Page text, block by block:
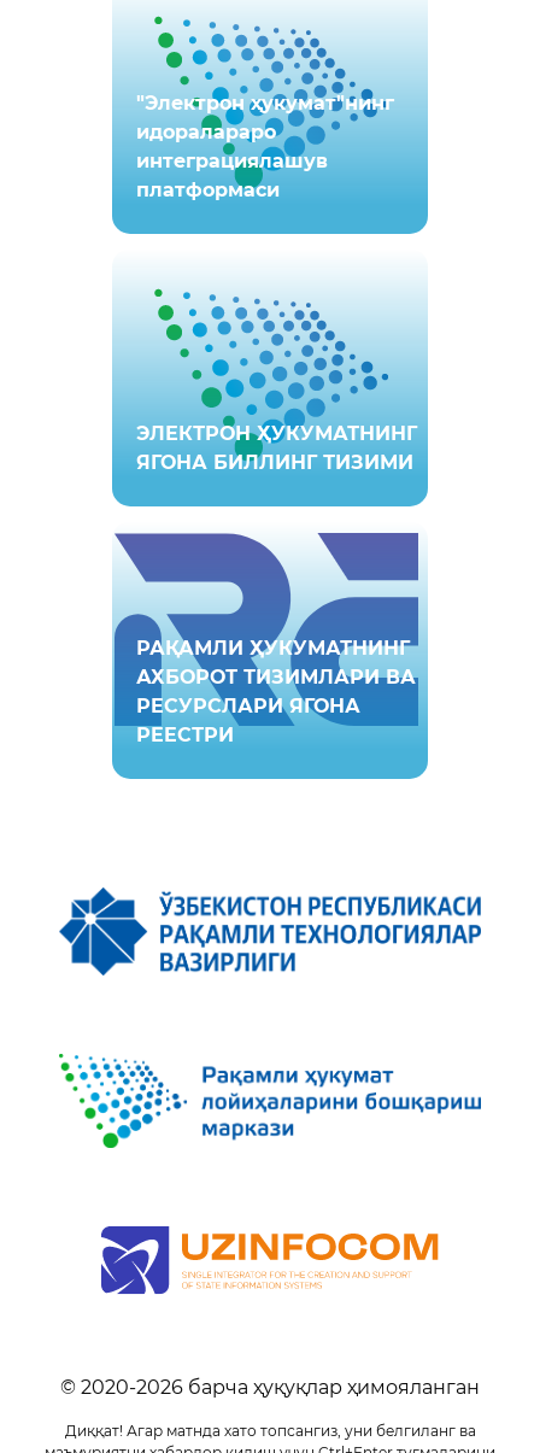
"Электрон ҳукумат"нинг
идоралараро
интеграциялашув
платформаси
ЭЛЕКТРОН ҲУКУМАТНИНГ
ЯГОНА БИЛЛИНГ ТИЗИМИ
РАҚАМЛИ ҲУКУМАТНИНГ
АХБОРОТ ТИЗИМЛАРИ ВА
РEСУРСЛАРИ ЯГОНА
РEEСТРИ
© 2020-2026 барча ҳуқуқлар ҳимояланган
Диққат! Агар матнда хато топсангиз, уни белгиланг ва